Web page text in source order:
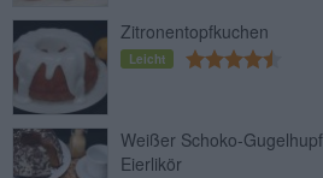
Zitronentopfkuchen
Leicht
Weißer Schoko-
Eierlikör